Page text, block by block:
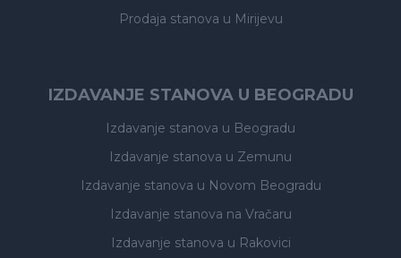
Prodaja stanova u Mirijevu
IZDAVANJE STANOVA U BEOGRADU
Izdavanje stanova u Beogradu
Izdavanje stanova u Zemunu
Izdavanje stanova u Novom Beogradu
Izdavanje stanova na Vračaru
Izdavanje stanova u Rakovici